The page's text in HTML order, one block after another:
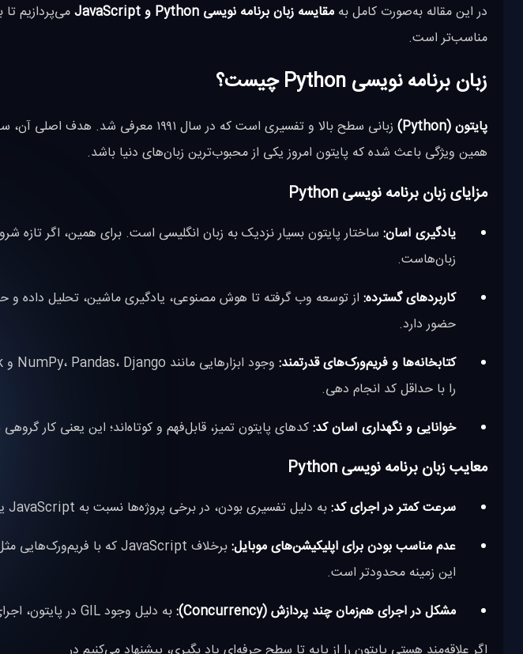
در این مقاله به‌صورت کامل بهمقایسه زبان برنامه نویسی Python و JavaScript
می‌پردازیم
مناسب‌تر است.
زبان برنامه نویسی Python چیست؟
پایتون (Python)
زبانی سطح بالا و تفسیری است که در سال
همین ویژگی باعث شده که پایتون امروز یکی از محبوب‌ترین زبان‌های دنیا باشد.
مزایای زبان برنامه نویسی Python
یادگیری آسان: ساختار پایتون بسیار نزدیک به زبان انگلیسی است. برای همین، اگر تازه
زبان‌هاست.
کاربردهای گسترده: از توسعه وب گرفته تا هوش مصنوعی، یادگیری ماشین، تحلیل داده و
حضور دارد.
کتابخانه‌ها و فریم‌ورک‌های قدرتمند:
را با حداقل کد انجام دهی.
خوانایی و نگهداری آسان کد:کدهای پایتون تمیز، قابل‌فهم و کوتاه‌اند؛ این یعنی کار
معایب زبان برنامه نویسی Python
سرعت کمتر در اجرای کد:به دلیل تفسیری بودن، در برخی پروژه‌ها نسبت به JavaScript یا زبان‌های کامپایل‌شده کندتر است.
عدم مناسب بودن برای اپلیکیشن‌های موبایل:
این زمینه محدودتر است.
مشکل در اجرای هم‌زمان چند پردازش (Concurrency):
به دلیل وجود GIL در پایتون، اجرای موازی چند ترد محدود است.